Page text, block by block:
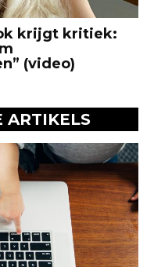
krijgt kritiek:
(video)
ARTIKELS